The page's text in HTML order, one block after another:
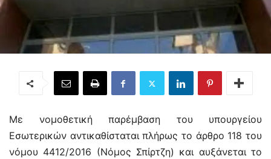
Με νομοθετική παρέμβαση του υπουργείου
Εσωτερικών αντικαθίσταται πλήρως το άρθρο 118 του
νόμου 4412/2016 (Νόμος Σπίρτζη) και αυξάνεται το